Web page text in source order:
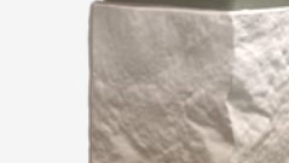
Конструктор
Цены